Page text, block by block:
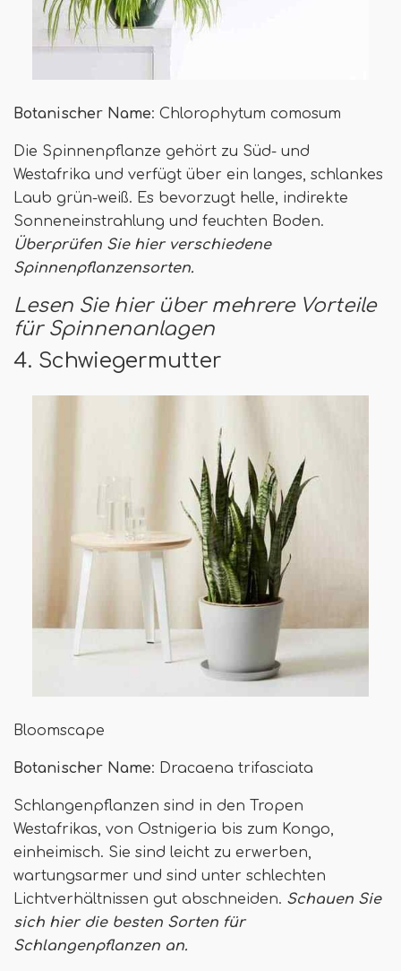
Botanischer Name: Chlorophytum comosum
Die Spinnenpflanze gehört zu Süd- und
Westafrika und verfügt über ein langes, schlankes
Laub grün-weiß. Es bevorzugt helle, indirekte
Sonneneinstrahlung und feuchten Boden.
Überprüfen Sie hier verschiedene
Spinnenpflanzensorten.
Lesen Sie hier über mehrere Vorteile
für Spinnenanlagen
4. Schwiegermutter
Bloomscape
Botanischer Name: Dracaena trifasciata
Schlangenpflanzen sind in den Tropen
Westafrikas, von Ostnigeria bis zum Kongo,
einheimisch. Sie sind leicht zu erwerben,
wartungsarmer und sind unter schlechten
Lichtverhältnissen gut abschneiden. Schauen Sie
sich hier die besten Sorten für
Schlangenpflanzen an.